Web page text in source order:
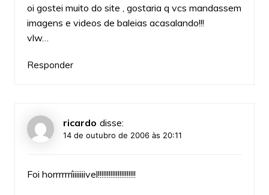
oi gostei muito do site , gostaria q vcs mandassem
imagens e videos de baleias acasalando!!!
vlw…
Responder
ricardo disse:
14 de outubro de 2006 às 20:11
Foi horrrrrríiiiiiiivel!!!!!!!!!!!!!!!!!!!!!